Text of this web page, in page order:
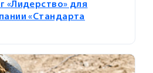
«Лидерство» для
«Стандарта